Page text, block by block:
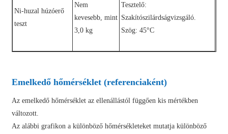
Ni-huzal húzóerő
teszt
Nem
kevesebb, mint
3,0 kg
Tesztelő:
Szakítószilárdságvizsgáló.
Szög: 45°C
Emelkedő hőmérséklet (referenciaként)
Az emelkedő hőmérséklet az ellenállástól függően kis mértékben
változott.
Az alábbi grafikon a különböző hőmérsékleteket mutatja különböző